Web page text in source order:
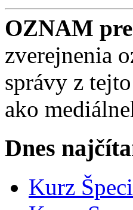
OZNAM
zverejnenia
správy z
ako
Dnes
Kurz